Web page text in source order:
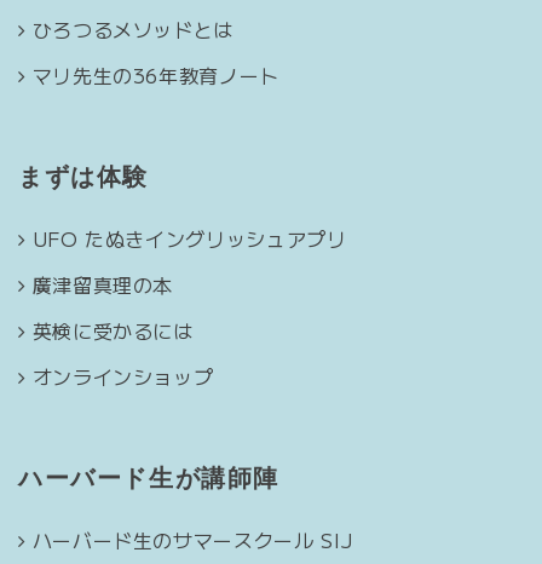
ひろつるメソッドとは
マリ先生の36年教育ノート
まずは体験
UFO たぬきイングリッシュアプリ
廣津留真理の本
英検に受かるには
オンラインショップ
ハーバード生が講師陣
ハーバード生のサマースクール SIJ